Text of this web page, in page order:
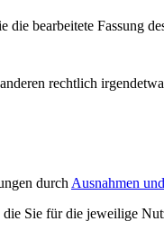
die bearbeitete Fassung
rechtlich
durch Ausnahmen
Sie für die jeweilige